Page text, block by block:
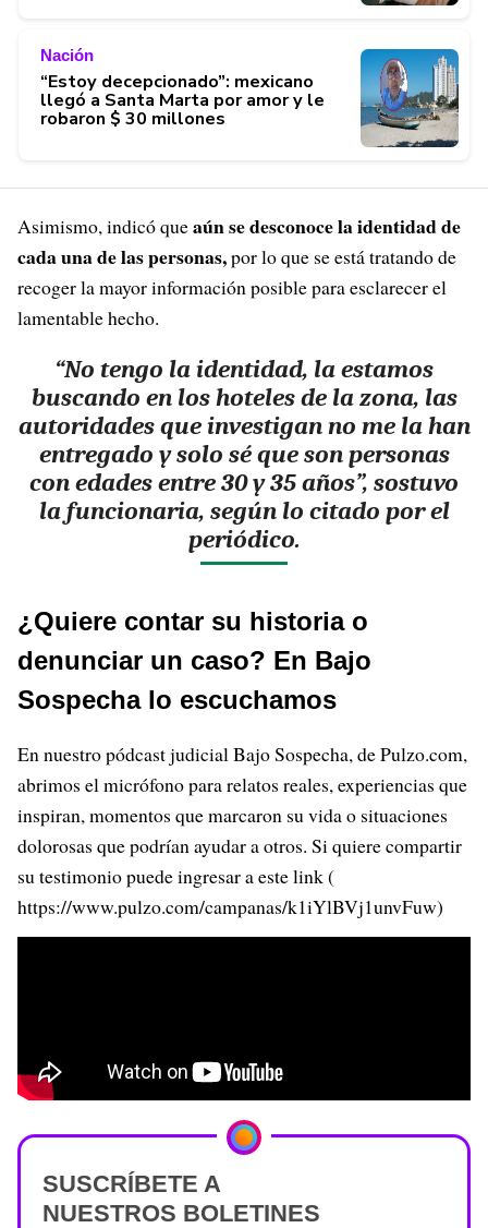
Nación
“Estoy decepcionado”: mexicano
llegó a Santa Marta por amor y le
robaron $ 30 millones
Asimismo, indicó queaún se desconoce la identidad de
cada una de las personas,por lo que se está tratando de
recoger la mayor información posible para esclarecer el
lamentable hecho.
“No tengo la identidad, la estamos
buscando en los hoteles de la zona, las
autoridades que investigan no me la han
entregado y solo sé que son personas
con edades entre 30 y 35 años”, sostuvo
la funcionaria, según lo citado por el
periódico.
¿Quiere contar su historia o
denunciar un caso? En Bajo
Sospecha lo escuchamos
En nuestro pódcast judicial Bajo Sospecha, de Pulzo.com,
abrimos el micrófono para relatos reales, experiencias que
inspiran, momentos que marcaron su vida o situaciones
dolorosas que podrían ayudar a otros. Si quiere compartir
su testimonio puede ingresar a este link (
https://www.pulzo.com/campanas/k1iYlBVj1unvFuw)
SUSCRÍBETE A
NUESTROS BOLETINES